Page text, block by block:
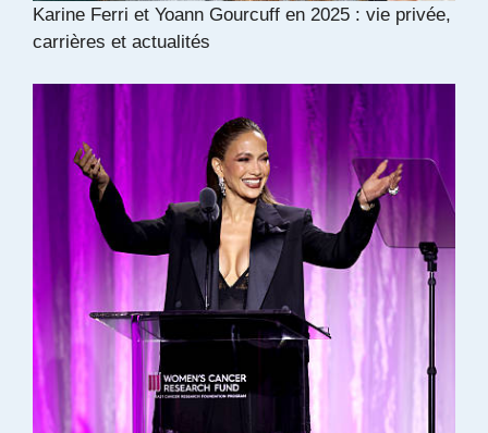
Karine Ferri et Yoann Gourcuff en 2025 : vie privée,
carrières et actualités